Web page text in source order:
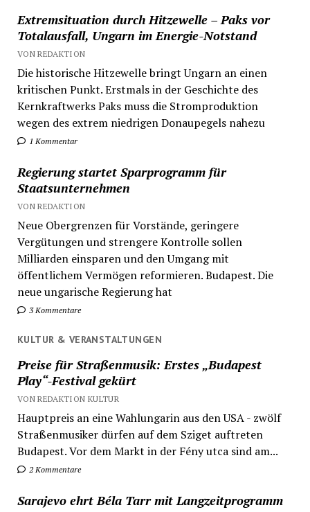
Extremsituation durch Hitzewelle – Paks vor
Totalausfall, Ungarn im Energie-Notstand
VON REDAKTION
Die historische Hitzewelle bringt Ungarn an einen
kritischen Punkt. Erstmals in der Geschichte des
Kernkraftwerks Paks muss die Stromproduktion
wegen des extrem niedrigen Donaupegels nahezu
1 Kommentar
Regierung startet Sparprogramm für
Staatsunternehmen
VON REDAKTION
Neue Obergrenzen für Vorstände, geringere
Vergütungen und strengere Kontrolle sollen
Milliarden einsparen und den Umgang mit
öffentlichem Vermögen reformieren. Budapest. Die
neue ungarische Regierung hat
3 Kommentare
KULTUR & VERANSTALTUNGEN
Preise für Straßenmusik: Erstes „Budapest
Play“-Festival gekürt
VON REDAKTION KULTUR
Hauptpreis an eine Wahlungarin aus den USA - zwölf
Straßenmusiker dürfen auf dem Sziget auftreten
Budapest. Vor dem Markt in der Fény utca sind am...
2 Kommentare
Sarajevo ehrt Béla Tarr mit Langzeitprogramm